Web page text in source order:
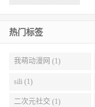
热门标签
我萌动漫网 (1)
sili (1)
二次元社交 (1)